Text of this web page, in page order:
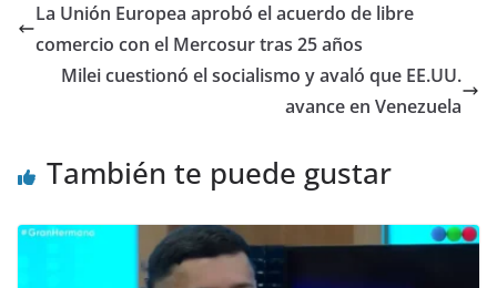
La Unión Europea aprobó el acuerdo de libre
comercio con el Mercosur tras 25 años
Milei cuestionó el socialismo y avaló que EE.UU.
avance en Venezuela
También te puede gustar